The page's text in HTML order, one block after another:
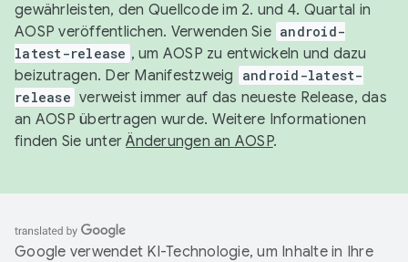
gewährleisten, den Quellcode im 2. und 4. Quartal in
AOSP veröffentlichen. Verwenden Sie android-
latest-release , um AOSP zu entwickeln und dazu
beizutragen. Der Manifestzweig
android-latest-
release verweist immer auf das neueste Release, das
an AOSP übertragen wurde. Weitere Informationen
finden Sie unterÄnderungen an AOSP.
Google verwendet KI-Technologie, um Inhalte in Ihre